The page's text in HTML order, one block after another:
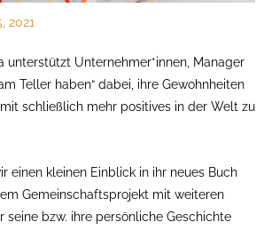
2021
unterstützt Unternehmer*innen, Manager
Teller haben“ dabei, ihre Gewohnheiten
schließlich mehr positives in der Welt zu
einen kleinen Einblick in ihr neues Buch
Gemeinschaftsprojekt mit weiteren
seine bzw. ihre persönliche Geschichte